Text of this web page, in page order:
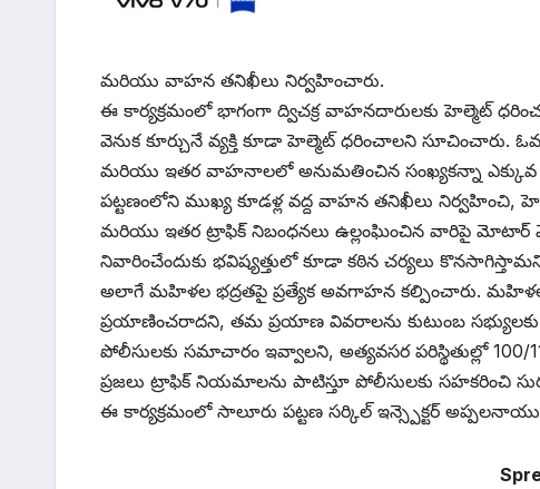
మరియు వాహన తనిఖీలు నిర్వహించారు.
ఈ కార్యక్రమంలో భాగంగా ద్విచక్ర వాహనదారులకు హెల్మెట్
వెనుక కూర్చునే వ్యక్తి కూడా హెల్మెట్ ధరించాలని
మరియు ఇతర వాహనాలలో అనుమతించిన సంఖ్యకన్నా ఎక్కువ
పట్టణంలోని ముఖ్య కూడళ్ల వద్ద వాహన తనిఖీలు నిర్వహించి,
మరియు ఇతర ట్రాఫిక్ నిబంధనలు ఉల్లంఘించిన వారిపై మోటార్
నివారించేందుకు భవిష్యత్తులో కూడా కఠిన చర్యలు
అలాగే మహిళల భద్రతపై ప్రత్యేక అవగాహన కల్పించారు.
ప్రయాణించరాదని, తమ ప్రయాణ వివరాలను కుటుంబ
పోలీసులకు సమాచారం ఇవ్వాలని, అత్యవసర పరిస్థితుల్లో 100/
ప్రజలు ట్రాఫిక్ నియమాలను పాటిస్తూ పోలీసులకు సహకరించి
ఈ కార్యక్రమంలో సాలూరు పట్టణ సర్కిల్ ఇన్స్పెక్టర్